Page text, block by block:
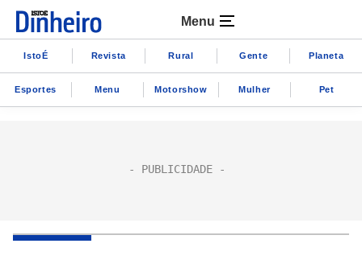
Menu
IstoÉ Revista Rural Gente Planeta
Esportes Menu Motorshow Mulher Pet